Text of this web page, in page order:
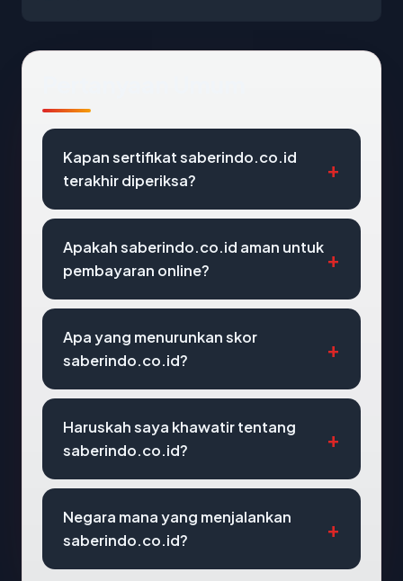
Kapan sertifikat saberindo.co.id
terakhir diperiksa?
Apakah saberindo.co.id aman untuk
pembayaran online?
Apa yang menurunkan skor
saberindo.co.id?
Haruskah saya khawatir tentang
saberindo.co.id?
Negara mana yang menjalankan
saberindo.co.id?